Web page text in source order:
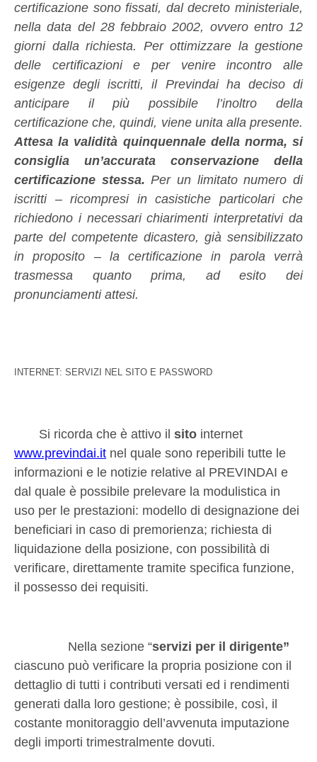
certificazione sono fissati, dal decreto ministeriale,
nella data del 28 febbraio 2002, ovvero entro 12
giorni dalla richiesta. Per ottimizzare la gestione
delle certificazioni e per venire incontro alle
esigenze degli iscritti, il Previndai ha deciso di
anticipare il più possibile l’inoltro della
certificazione che, quindi, viene unita alla presente.
Attesa la validità quinquennale della norma, si
consiglia un’accurata conservazione della
certificazione stessa. Per un limitato numero di
iscritti – ricompresi in casistiche particolari che
richiedono i necessari chiarimenti interpretativi da
parte del competente dicastero, già sensibilizzato
in proposito – la certificazione in parola verrà
trasmessa quanto prima, ad esito dei
pronunciamenti attesi.
INTERNET: SERVIZI NEL SITO E PASSWORD
Si ricorda che è attivo il sito internet
www.previndai.it nel quale sono reperibili tutte le
informazioni e le notizie relative al PREVINDAI e
dal quale è possibile prelevare la modulistica in
uso per le prestazioni: modello di designazione dei
beneficiari in caso di premorienza; richiesta di
liquidazione della posizione, con possibilità di
verificare, direttamente tramite specifica funzione,
il possesso dei requisiti.
Nella sezione “servizi per il dirigente”
ciascuno può verificare la propria posizione con il
dettaglio di tutti i contributi versati ed i rendimenti
generati dalla loro gestione; è possibile, così, il
costante monitoraggio dell’avvenuta imputazione
degli importi trimestralmente dovuti.